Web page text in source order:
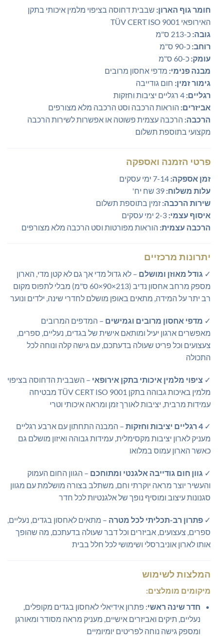
חומר גוף הארון: שבבית דחוסה בציפוי מלמין איכותי בתקן
האירופאי TÜV CERT ISO 9001
גובה: כ-213 ס"מ
רוחב: כ-90 ס"מ
עומק: כ-60 ס"מ
מבנה פנימי: מדפי אחסון מרובים
גימור זמין: חום גודייבה
רגליים:
אביזרים: הוראות הרכבה וסט הרכבה מלא מצורפים
הרכבה: הרכבה עצמית פשוטה או אפשרות לשירות הרכבה
מקצועי בתוספת תשלום
פרטי הזמנה ואספקה
זמן אספקה:
עלות משלוח:
שירות הרכבה: זמין בתוספת תשלום
איסוף עצמי:
הרכבה עצמית: הוראות מפורטות וסט הרכבה מלא מצורפים
יתרונות מרכזיים
✓ גודל מאוזן ומושלם – לא גדול מדי אך גם לא קטן מדי, הארון
מספק מרחב אחסון נדיב (213×90×60 ס"מ) מבלי לתפוס מקום
רב יתר על המידה, מתאים באופן מושלם לחדרי שינה, ילדים ונוער
✓ מדפי אחסון מרובים וגמישים – המדפים המרובים
מאפשרים ארגון יעיל ומותאם אישית של בגדים, נעליים, ספרים,
צעצועים וכל פריט שעולה בדעתכם, עם גישה קלה ונוחה לכל
התכולה
✓ ציפוי מלמין איכותי בתקן אירופאי – השבבית הדחוסה בציפוי
מלמין באיכות גבוהה בתקן TÜV CERT ISO 9001 מבטיחה
עמידות מרבית, יציבות לאורך זמן ומראה איכותי וטרי
✓ 4 רגליים יציבות וחזקות
– המבנה התחתון עם ארבע רגליים
מעניק לארון יציבות מקסימלית, עמידות גבוהה ואיזון מושלם גם
כאשר הארון עמוס במלואו
✓ גוון חום גודייבה אלגנטי ומתוחכם – הגוון החום העמוק
והעשיר יוצר מראה יוקרתי וחם, משתלב בצורה מושלמת עם מגוון
סגנונות עיצוב ומוסיף נופך של אלגנטיות לכל חדר
✓ פתרון רב-תכליתי לכל מטרה – מתאים לאחסון בגדים, נעליים,
ספרים, צעצועים, אביזרים וכל דבר שעולה בדעתכם, מה שהופך
אותו לארון אוניברסלי ושימושי לכל חלל בבית
המלצות לשימוש
מיקומים מומלצים:
חדר שינה ראשי: פתרון אידיאלי לאחסון בגדים מקופלים,
נעליים, תיקים ואביזרים אישיים, מעניק מראה מסודר ומאורגן
ומספק גישה נוחה לפריטים יומיומיים